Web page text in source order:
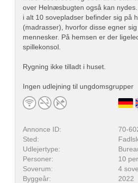
over Helnæsbugten også kan
i alt 10 sovepladser befinder sig på
(madrasser), hvorfor disse egner
mennesker. På hemsen er der
spillekonsol.
Rygning ikke tilladt i huset.
Ingen udlejning til ungdomsgrupper
Annonce ID:
70-
Sted:
Udlejertype:
Personer:
10
Soverum:
4
Byggeår:
2022